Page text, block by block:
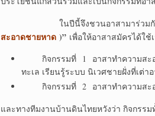
ในปีนี้จึงชวนอาสามาร่วมกันท
สะอาดชายหาด )” เพื่อให้อาสาสมัครได้ใ
กิจกรรมที่ 1 อาสาทำความสะอา
ทะเล เรียนรู้ระบบ นิเวศชายฝั่งที่เต่
กิจกรรมที่ 2 อาสาทำความสะอ
และทางทีมงานบ้านดินไทยหวังว่า กิจกรร